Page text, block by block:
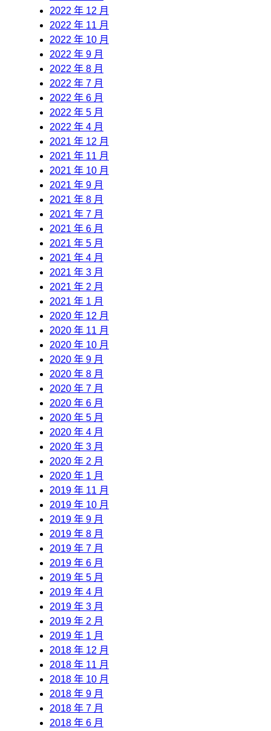
2022 年 12 月
2022 年 11 月
2022 年 10 月
2022 年 9 月
2022 年 8 月
2022 年 7 月
2022 年 6 月
2022 年 5 月
2022 年 4 月
2021 年 12 月
2021 年 11 月
2021 年 10 月
2021 年 9 月
2021 年 8 月
2021 年 7 月
2021 年 6 月
2021 年 5 月
2021 年 4 月
2021 年 3 月
2021 年 2 月
2021 年 1 月
2020 年 12 月
2020 年 11 月
2020 年 10 月
2020 年 9 月
2020 年 8 月
2020 年 7 月
2020 年 6 月
2020 年 5 月
2020 年 4 月
2020 年 3 月
2020 年 2 月
2020 年 1 月
2019 年 11 月
2019 年 10 月
2019 年 9 月
2019 年 8 月
2019 年 7 月
2019 年 6 月
2019 年 5 月
2019 年 4 月
2019 年 3 月
2019 年 2 月
2019 年 1 月
2018 年 12 月
2018 年 11 月
2018 年 10 月
2018 年 9 月
2018 年 7 月
2018 年 6 月